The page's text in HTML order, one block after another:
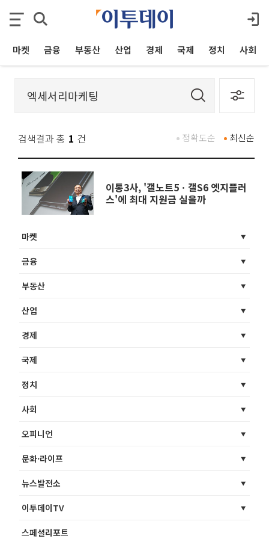
마켓 금융 부동산 산업 경제 국제 정치 사회
검색결과 총 1 건 최신순
정확도순
이통3사, '갤노트5ㆍ갤S6 엣지플러
스'에 최대 지원금 실을까
마켓
금융
부동산
산업
경제
국제
정치
사회
오피니언
문화·라이프
뉴스발전소
이투데이TV
스페셜리포트